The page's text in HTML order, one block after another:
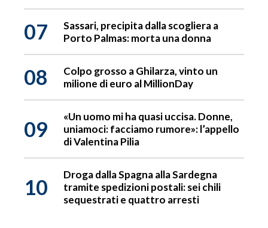
07
Sassari, precipita dalla scogliera a
Porto Palmas: morta una donna
08
Colpo grosso a Ghilarza, vinto un
milione di euro al MillionDay
09
«Un uomo mi ha quasi uccisa. Donne,
uniamoci: facciamo rumore»: l’appello
di Valentina Pilia
10
Droga dalla Spagna alla Sardegna
tramite spedizioni postali: sei chili
sequestrati e quattro arresti